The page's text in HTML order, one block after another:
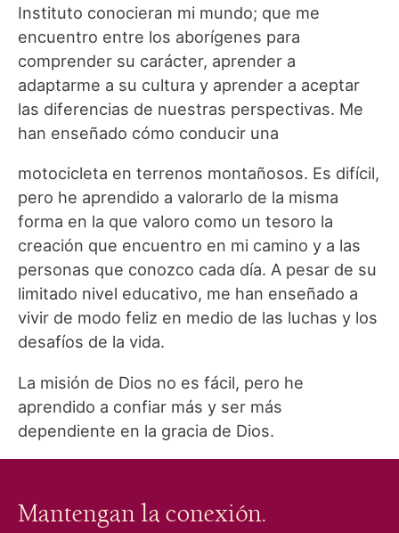
Instituto conocieran mi mundo; que me
encuentro entre los aborígenes para
comprender su carácter, aprender a
adaptarme a su cultura y aprender a aceptar
las diferencias de nuestras perspectivas. Me
han enseñado cómo conducir una
motocicleta en terrenos montañosos. Es difícil,
pero he aprendido a valorarlo de la misma
forma en la que valoro como un tesoro la
creación que encuentro en mi camino y a las
personas que conozco cada día. A pesar de su
limitado nivel educativo, me han enseñado a
vivir de modo feliz en medio de las luchas y los
desafíos de la vida.
La misión de Dios no es fácil, pero he
aprendido a confiar más y ser más
dependiente en la gracia de Dios.
Mantengan la conexión.